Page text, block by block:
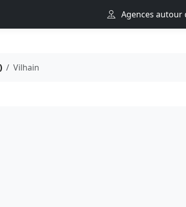
Agences autour
Vilhain